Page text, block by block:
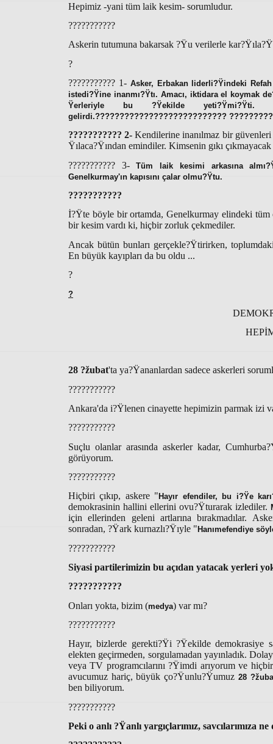
Hepimiz -yani tüm laik kesim- sorumludur.
???????????
Askerin tutumuna bakarsak ?Ÿu verilerle
?
??????????? 1- Asker, Erbakan liderli?Ÿindeki
istedi?Ÿine inanmı?Ÿtı. Amacı, iktidara el koymak
Ÿerleriyle bu ?Ÿekilde
gelirdi.???????????????????????????
??????????? 2- Kendilerine inanılmaz bir
Ÿılaca?Ÿından emindiler. Kimsenin gıkı
??????????? 3-Tüm laik kesimi arkasına
Genelkurmay'ın kapısını çalar olmu?Ÿtu.
???????????
İ?Ÿte böyle bir ortamda, Genelkurmay elindeki tüm
bir kesim vardı ki, hiçbir zorluk çekmediler.
Ancak bütün bunları gerçekle?Ÿtirirken,
En büyük kayıpları da bu oldu ...
?
?
28 ?žubat'ta ya?Ÿananlardan sadece askerleri
???????????
Ankara'da i?Ÿlenen cinayette hepimizin parmak izi
???????????
Suçlu olanlar arasında askerler kadar,
görüyorum.
???????????
Hiçbiri çıkıp, askere "Hayır efendiler, bu i?Ÿe
demokrasinin hallini ellerini ovu?Ÿturarak izlediler.
için ellerinden geleni artlarına bırakmadılar.
sonradan, ?Ÿark kurnazlı?Ÿıyle " Hanımefendiye
???????????
Siyasi partilerimizin bu açıdan yatacak yerleri
???????????
Onları yokta, bizim (medya) var mı?
???????????
Hayır, bizlerde gerekti?Ÿi ?Ÿekilde demokrasiye
elekten geçirmeden, sorgulamadan yayınladık.
veya TV programcılarını ?Ÿimdi arıyorum ve
avucumuz hariç, büyük ço?Ÿunlu?Ÿumuz 28
ben biliyorum.
???????????
Peki o anlı ?Ÿanlı yargıçlarımız, savcılarımıza